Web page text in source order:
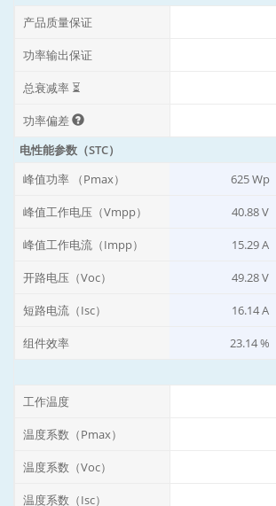
产品质量保证
功率输出保证
总衰减率 ⏳
功率偏差
电性能参数（STC）
峰值功率 （Pmax）
625 Wp
峰值工作电压（Vmpp） 40.88 V
峰值工作电流（Impp） 15.29 A
开路电压（Voc） 49.28 V
短路电流（Isc） 16.14 A
组件效率 23.14 %
工作温度
温度系数（Pmax）
温度系数（Voc）
温度系数（Isc）